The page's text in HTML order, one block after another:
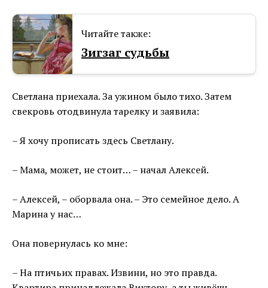
Читайте также:
Зигзаг судьбы
Светлана приехала. За ужином было тихо. Затем
свекровь отодвинула тарелку и заявила:
– Я хочу прописать здесь Светлану.
– Мама, может, не стоит… – начал Алексей.
– Алексей, – оборвала она. – Это семейное дело. А
Марина у нас…
Она повернулась ко мне:
– На птичьих правах. Извини, но это правда.